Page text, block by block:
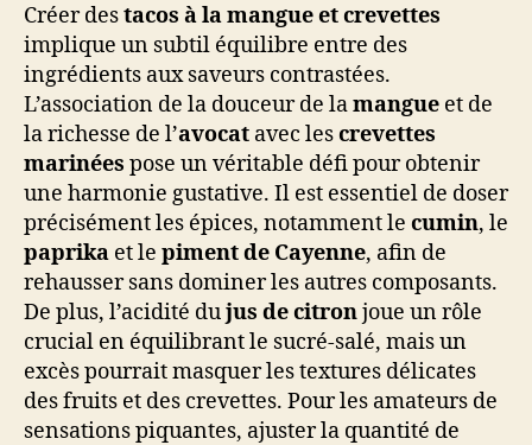
Créer destacos à la mangue et crevettes
implique un subtil équilibre entre des
ingrédients aux saveurs contrastées.
L’association de la douceur de lamangue et de
la richesse de l’avocat avec lescrevettes
marinées pose un véritable défi pour obtenir
une harmonie gustative. Il est essentiel de doser
précisément les épices, notamment le cumin, le
paprika et le piment de Cayenne, afin de
rehausser sans dominer les autres composants.
De plus, l’acidité dujus de citronjoue un rôle
crucial en équilibrant le sucré-salé, mais un
excès pourrait masquer les textures délicates
des fruits et des crevettes. Pour les amateurs de
sensations piquantes, ajuster la quantité de